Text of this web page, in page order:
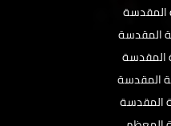
المقدسة
المقدسة
المقدسة
المقدسة
المقدسة